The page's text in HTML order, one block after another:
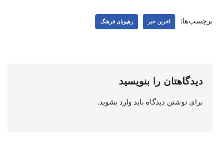
برچسب‌ها: اخرین خبر رهپویان فرهنگ
دیدگاهتان را بنویسید
برای نوشتن دیدگاه باید وارد بشوید.